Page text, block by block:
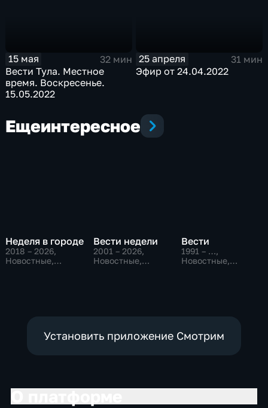
15 мая
32 мин
Вести Тула. Местное
время. Воскресенье.
15.05.2022
25 апреля
31 мин
Эфир от 24.04.2022
Ещеинтересное
Неделя в городе
2018 – 2026,
Новостные,
Вести недели
2001 – 2026,
Новостные,
Вести
1991 – …,
Новостные,
Установить приложение Смотрим